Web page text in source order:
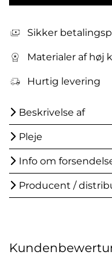
Sikker
Materialer af høj
Hurtig levering
Beskrivelse af
Pleje
Info om
Producent /